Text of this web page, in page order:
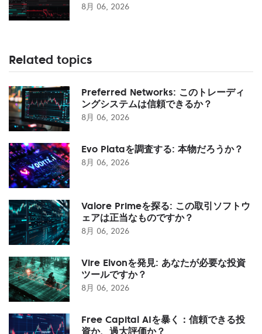
8月 06, 2026
Related topics
Preferred Networks: このトレーディ
ングシステムは信頼できるか？
8月 06, 2026
Evo Plataを調査する: 本物だろうか？
8月 06, 2026
Valore Primeを探る: この取引ソフトウ
ェアは正当なものですか？
8月 06, 2026
Vire Elvonを発見: あなたが必要な投資
ツールですか？
8月 06, 2026
Free Capital AIを暴く：信頼できる投
資か、過大評価か？